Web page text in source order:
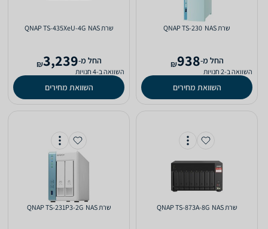
שרת NAS ‏ QNAP TS-230
‫החל מ-938
₪
השוואה ב-2 חנויות
השוואת מחירים
שרת NAS ‏ QNAP TS-435XeU-4G
‫החל מ-3,239
₪
השוואה ב-4 חנויות
השוואת מחירים
שרת NAS ‏ QNAP TS-873A-8G שרת NAS ‏ QNAP TS-231P3-2G